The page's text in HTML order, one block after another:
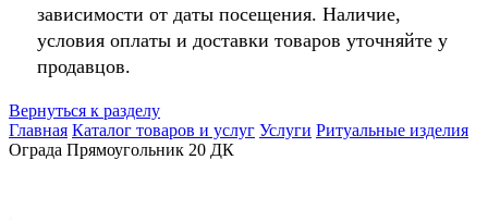
зависимости от даты посещения. Наличие,
условия оплаты и доставки товаров уточняйте у
продавцов.
Вернуться к разделу
Главная Каталог товаров и услуг Услуги Ритуальные изделия
Ограда Прямоугольник 20 ДК